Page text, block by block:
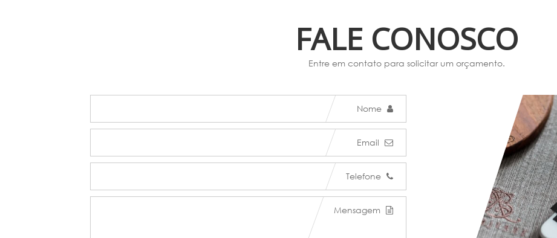
FALE CONOSCO
Entre em contato para solicitar um orçamento.
Nome
Email
Telefone
Mensagem